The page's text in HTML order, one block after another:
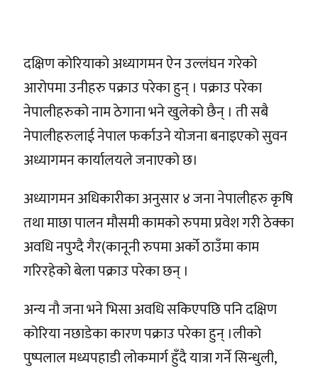
दक्षिण कोरियाको अध्यागमन ऐन उल्लंघन गरेको
आरोपमा उनीहरु पक्राउ परेका हुन् । पक्राउ परेका
नेपालीहरुको नाम ठेगाना भने खुलेको छैन् । ती सबै
नेपालीहरुलाई नेपाल फर्काउने योजना बनाइएको सुवन
अध्यागमन कार्यालयले जनाएको छ।
अध्यागमन अधिकारीका अनुसार ४ जना नेपालीहरु कृषि
तथा माछा पालन मौसमी कामको रुपमा प्रवेश गरी ठेक्का
अवधि नपुग्दै गैर(कानूनी रुपमा अर्को ठाउँमा काम
गरिरहेको बेला पक्राउ परेका छन् ।
अन्य नौ जना भने भिसा अवधि सकिएपछि पनि दक्षिण
कोरिया नछाडेका कारण पक्राउ परेका हुन् ।लीको
पुष्पलाल मध्यपहाडी लोकमार्ग हुँदै यात्रा गर्ने सिन्धुली,